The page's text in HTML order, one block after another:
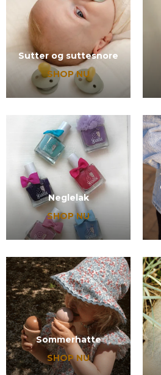
Sutter og suttesnore
SHOP NU
Neglelak
SHOP NU
Sommerhatte
SHOP NU